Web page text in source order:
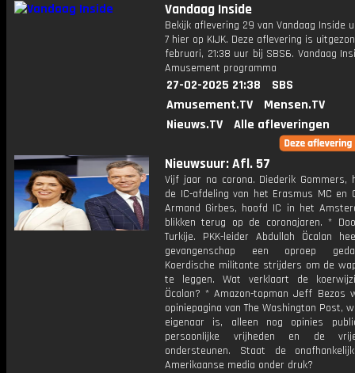
Vandaag Inside
Bekijk aflevering 29 van Vandaag Inside
7 hier op KIJK. Deze aflevering is
februari, 21:38 uur bij SBS6. Vandaag
Amusement programma
27-02-2025 21:38
SBS
Amusement.TV
Mensen.TV
Nieuws.TV
Alle afleveringen
Nieuwsuur: Afl. 57
Vijf jaar na corona. Diederik Gommers,
de IC-afdeling van het Erasmus MC en
Armand Girbes, hoofd IC in het
blikken terug op de coronajaren. *
Turkije. PKK-leider Abdullah Öcalan
gevangenschap een oproep
Koerdische militante strijders om de
te leggen. Wat verklaart de
Öcalan? * Amazon-topman Jeff Bezos
opiniepagina van The Washington Post,
eigenaar is, alleen nog opinies
persoonlijke vrijheden en de
ondersteunen. Staat de
Amerikaanse media onder druk?